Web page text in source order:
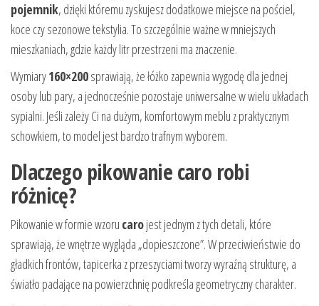
pojemnik, dzięki któremu zyskujesz dodatkowe miejsce na pościel,
koce czy sezonowe tekstylia. To szczególnie ważne w mniejszych
mieszkaniach, gdzie każdy litr przestrzeni ma znaczenie.
Wymiary160×200sprawiają, że łóżko zapewnia wygodę dla jednej
osoby lub pary, a jednocześnie pozostaje uniwersalne w wielu układach
sypialni. Jeśli zależy Ci na dużym, komfortowym meblu z praktycznym
schowkiem, to model jest bardzo trafnym wyborem.
Dlaczego pikowanie caro robi
różnicę?
Pikowanie w formie wzoru carojest jednym z tych detali, które
sprawiają, że wnętrze wygląda „dopieszczone”. W przeciwieństwie do
gładkich frontów, tapicerka z przeszyciami tworzy wyraźną strukturę, a
światło padające na powierzchnię podkreśla geometryczny charakter.